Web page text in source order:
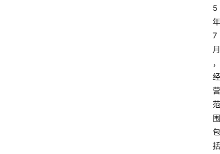
5
年
7
月
，
经
营
范
围
包
括